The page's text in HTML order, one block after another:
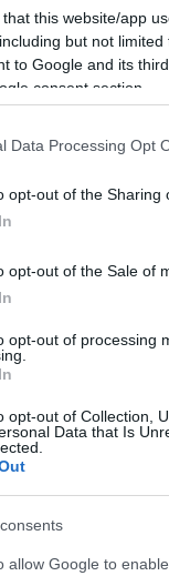
that this website/app
but not
to Google and its
consent section.
Data Processing Opt
opt-out of the Sharing
opt-out of the Sale of
opt-out of processing
opt-out of Collection,
Data that Is
allow Google to
22.6/